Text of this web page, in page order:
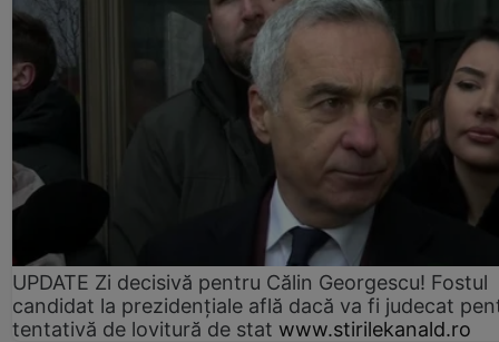
UPDATE Zi decisivă pentru Călin Georgescu! Fostul
candidat la prezidențiale află dacă va fi judecat
tentativă de lovitură de stat www.stirilekanald.ro